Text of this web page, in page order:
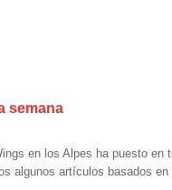
semana
en los Alpes ha puesto
algunos artículos basados